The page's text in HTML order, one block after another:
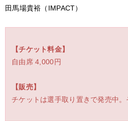
田馬場貴裕（IMPACT）
【チケット料金】
自由席 4,000円
【販売】
チケットは選手取り置きで発売中。